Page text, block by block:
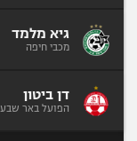
גיא מלמד
מכבי חיפה
דן ביטון
הפועל באר שבע